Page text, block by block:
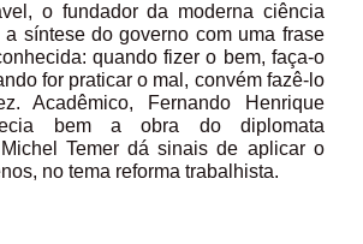
o fundador da moderna ciência
síntese do governo com uma frase
quando fizer o bem, faça-o
for praticar o mal, convém fazê-lo
Acadêmico, Fernando Henrique
bem a obra do diplomata
Temer dá sinais de aplicar o
no tema reforma trabalhista.